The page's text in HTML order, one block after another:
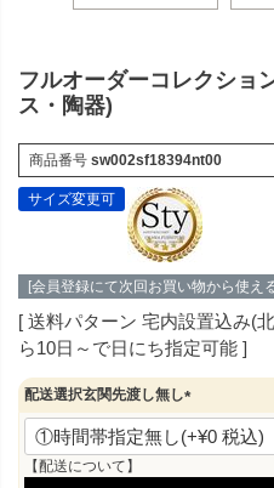
フルオーダーコレクショ
ス・陶器)
商品番号 sw002sf18394nt00
サイズ変更可
[会員登録にて次回お買い物から使え
送料パターン 宅内設置込み(
ら10日～で日にち指定可能
配送選択玄関先渡し無し
(
必
【配送について】